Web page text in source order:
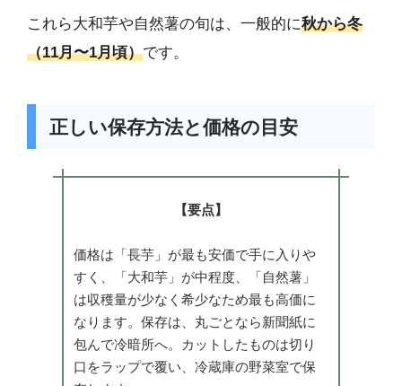
これら大和芋や自然薯の旬は、一般的に秋から冬
（11月〜1月頃）です。
正しい保存方法と価格の目安
【要点】
価格は「長芋」が最も安価で手に入りや
すく、「大和芋」が中程度、「自然薯」
は収穫量が少なく希少なため最も高価に
なります。保存は、丸ごとなら新聞紙に
包んで冷暗所へ。カットしたものは切り
口をラップで覆い、冷蔵庫の野菜室で保